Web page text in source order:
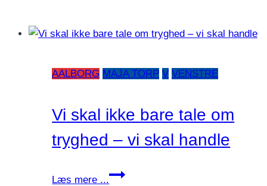
erhvervslivet
AALBORG MAJA TORP V VENSTRE
Vi skal ikke bare tale om
tryghed – vi skal handle
Læs mere ...
Vi